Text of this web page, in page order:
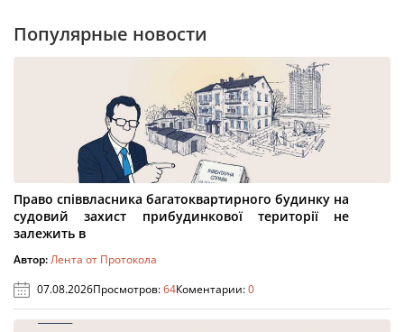
Популярные новости
Право співвласника багатоквартирного будинку на
судовий захист прибудинкової території не
залежить в
Автор:Лента от Протокола
07.08.2026Просмотров:64Коментарии:0